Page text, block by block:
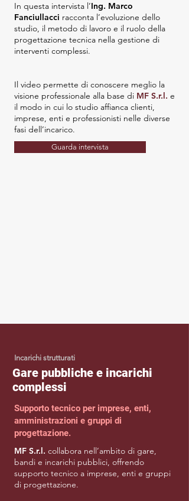
In questa intervista l’Ing. Marco
Fanciullacci racconta l’evoluzione dello
studio, il metodo di lavoro e il ruolo della
progettazione tecnica nella gestione di
interventi complessi.
Il video permette di conoscere meglio la
visione professionale alla base di MF S.r.l. e
il modo in cui lo studio affianca clienti,
imprese, enti e professionisti nelle diverse
fasi dell’incarico.
Guarda intervista
Incarichi strutturati
Gare pubbliche e incarichi
complessi
Supporto tecnico per imprese, enti,
amministrazioni e gruppi di
progettazione.
MF S.r.l. collabora nell’ambito di gare,
bandi e incarichi pubblici, offrendo
supporto tecnico a imprese, enti e gruppi
di progettazione.